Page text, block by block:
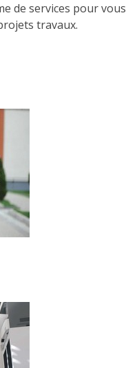
de services pour vous
travaux.